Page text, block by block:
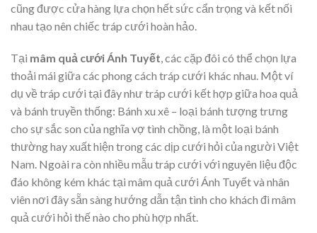
cũng được cửa hàng lựa chọn hết sức cẩn trọng và kết nối
nhau tạo nên chiếc tráp cưới hoàn hảo.
Tại mâm quả cưới Ánh Tuyết, các cặp đôi có thể chọn lựa
thoải mái giữa các phong cách tráp cưới khác nhau. Một ví
dụ về tráp cưới tại đây như tráp cưới kết hợp giữa hoa quả
và bánh truyền thống: Bánh xu xê – loại bánh tượng trưng
cho sự sắc son của nghĩa vợ tình chồng, là một loại bánh
thường hay xuất hiện trong các dịp cưới hỏi của người Việt
Nam. Ngoài ra còn nhiều mẫu tráp cưới với nguyên liệu độc
đáo không kém khác tại mâm quả cưới Ánh Tuyết và nhân
viên nơi đây sẵn sàng hướng dẫn tận tình cho khách đi mâm
quả cưới hỏi thế nào cho phù hợp nhất.